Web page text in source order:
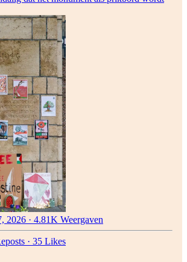
2026 · 4.81K Weergaven
· 35 Likes